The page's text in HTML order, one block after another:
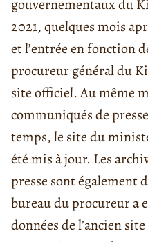
gouvernementaux du
2021, quelques mois
et l’entrée en fonction
procureur général du
site officiel. Au même
communiqués de presse
temps, le site du
été mis à jour. Les
presse sont également
bureau du procureur a
données de l’ancien